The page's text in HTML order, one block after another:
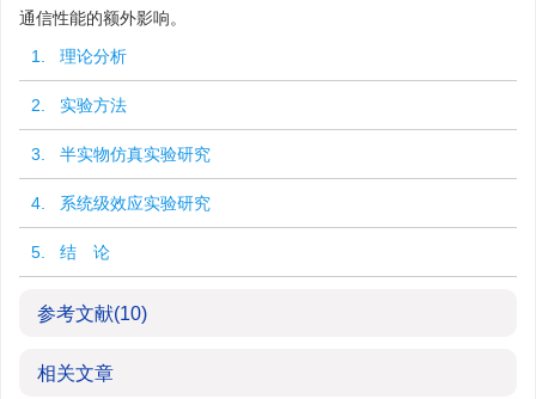
通信性能的额外影响。
1. 理论分析
2. 实验方法
3. 半实物仿真实验研究
4. 系统级效应实验研究
5. 结 论
参考文献(10)
相关文章